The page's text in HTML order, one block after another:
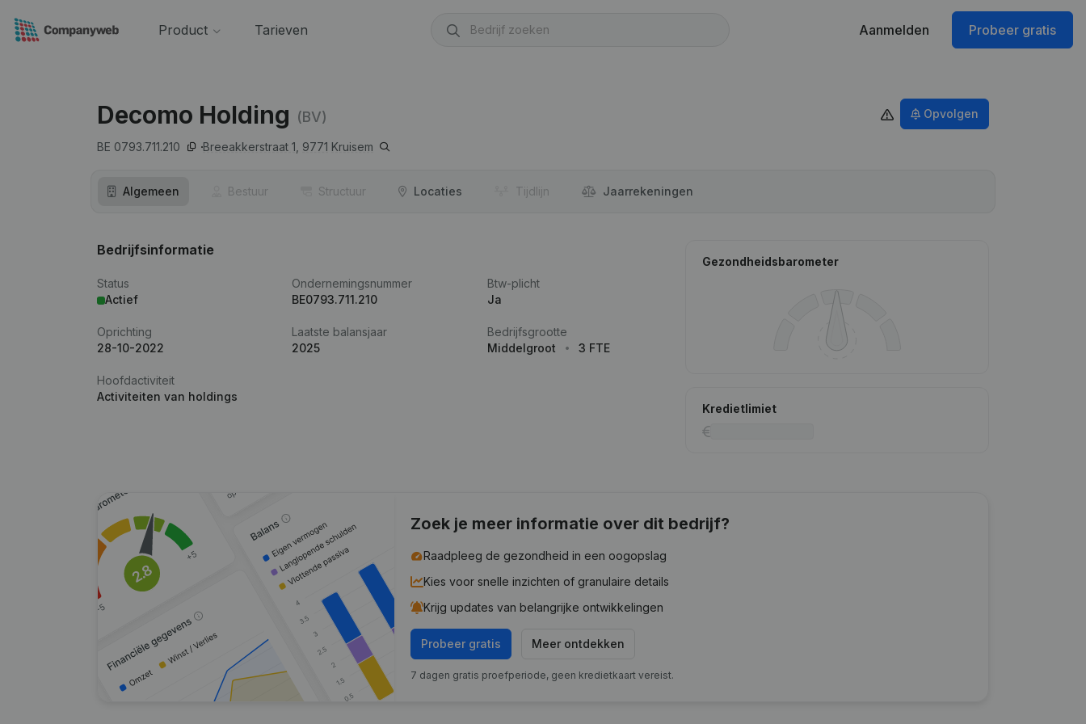
Product Tarieven Aanmelden Probeer gratis
Decomo Holding (BV)
BE 0793.711.210 Breeakkerstraat 1, 9771 Kruisem
Opvolgen
Algemeen Bestuur Structuur Locaties Tijdlijn Jaar­rekeningen
Bedrijfsinformatie
Status
Actief
Ondernemingsnummer
BE0793.711.210
Btw-plicht
Ja
Oprichting
28-10-2022
Laatste balansjaar
2025
Bedrijfsgrootte
Middelgroot
3 FTE
Hoofdactiviteit
Activiteiten van holdings
Gezondheidsbarometer
Kredietlimiet
Zoek je meer informatie over dit bedrijf?
Raadpleeg de gezondheid in een oogopslag
Kies voor snelle inzichten of granulaire details
Krijg updates van belangrijke ontwikkelingen
Probeer gratis Meer ontdekken
7 dagen gratis proefperiode, geen kredietkaart vereist.